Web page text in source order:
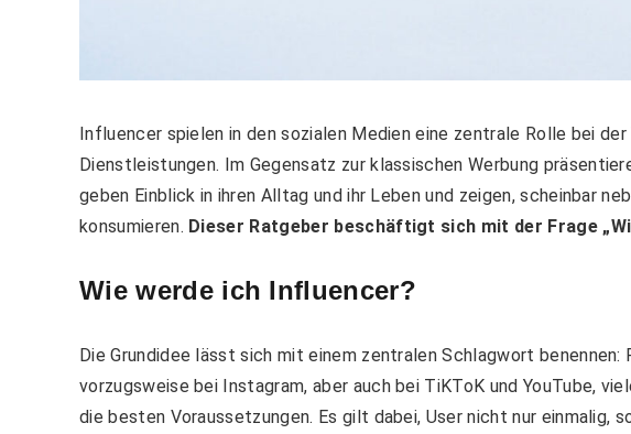
Influencer spielen in den sozialen Medien eine zentrale Rolle bei
Dienstleistungen. Im Gegensatz zur klassischen Werbung
geben Einblick in ihren Alltag und ihr Leben und zeigen, scheinbar
konsumieren. Dieser Ratgeber beschäftigt sich mit der Frage
Wie werde ich Influencer?
Die Grundidee lässt sich mit einem zentralen Schlagwort
vorzugsweise bei Instagram, aber auch bei TiKToK und YouTube,
die besten Voraussetzungen. Es gilt dabei, User nicht nur einmalig,